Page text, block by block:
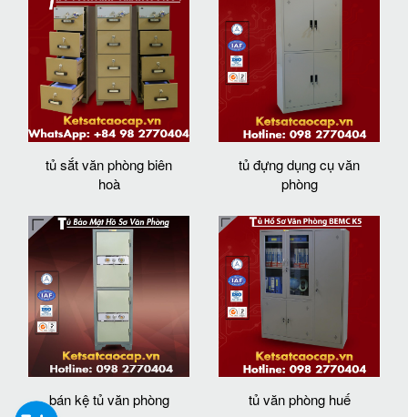
tủ sắt văn phòng biên
hoà
tủ đựng dụng cụ văn
phòng
bán kệ tủ văn phòng tủ văn phòng huế